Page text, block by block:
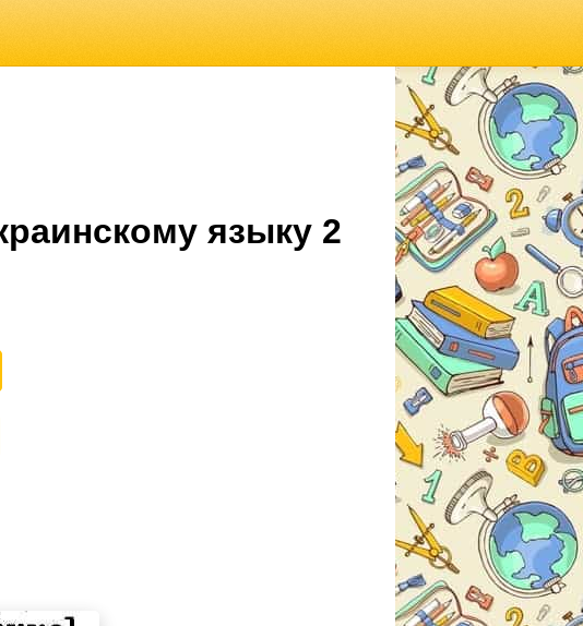
языку 2